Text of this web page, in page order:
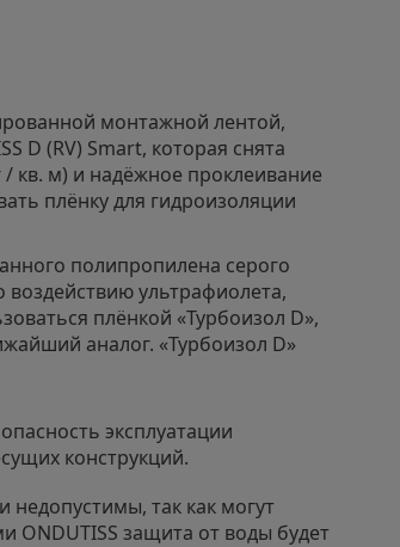
монтажной лентой,
D (RV) Smart, которая снята
/ кв. м) и надёжное проклеивание
плёнку для гидроизоляции
полипропилена серого
ультрафиолета,
плёнкой «Турбоизол D»,
аналог. «Турбоизол D»
эксплуатации
конструкций.
так как могут
ONDUTISS защита от воды будет